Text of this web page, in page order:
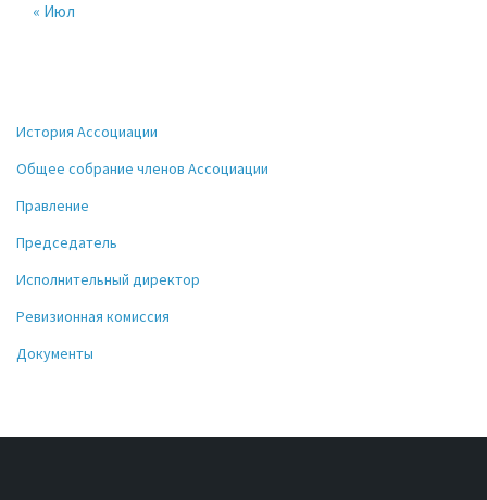
« Июл
История Ассоциации
Общее собрание членов Ассоциации
Правление
Председатель
Исполнительный директор
Ревизионная комиссия
Документы